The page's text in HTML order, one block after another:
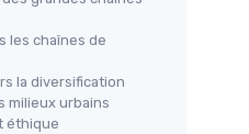
les chaînes de
la diversification
milieux urbains
éthique